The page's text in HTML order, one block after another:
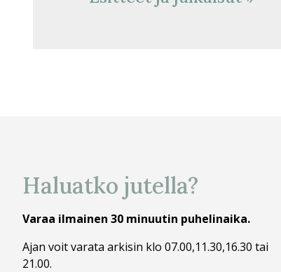
Haluatko jutella?
Varaa ilmainen 30 minuutin puhelinaika.
Ajan voit varata arkisin klo 07.00,11.30,16.30 tai
21.00.